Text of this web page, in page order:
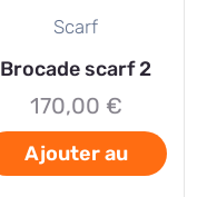
Scarf
Brocade scarf 2
170,00 €
Ajouter au